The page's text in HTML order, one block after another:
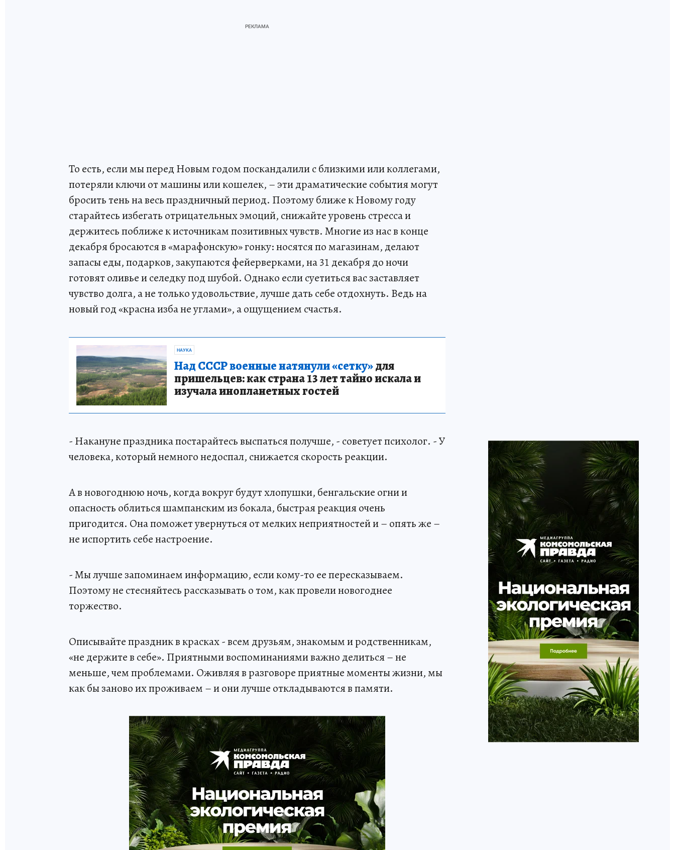
То есть, если мы перед Новым годом поскандалили с близкими или коллегами,
потеряли ключи от машины или кошелек, – эти драматические события могут
бросить тень на весь праздничный период. Поэтому ближе к Новому году
старайтесь избегать отрицательных эмоций, снижайте уровень стресса и
держитесь поближе к источникам позитивных чувств. Многие из нас в конце
декабря бросаются в «марафонскую» гонку: носятся по магазинам, делают
запасы еды, подарков, закупаются фейерверками, на 31 декабря до ночи
готовят оливье и селедку под шубой. Однако если суетиться вас заставляет
чувство долга, а не только удовольствие, лучше дать себе отдохнуть. Ведь на
новый год «красна изба не углами», а ощущением счастья.
НАУКА
Над СССР военные натянули «сетку»для
пришельцев: как страна 13 лет тайно искала и
изучала инопланетных гостей
- Накануне праздника постарайтесь выспаться получше, - советует психолог. - У
человека, который немного недоспал, снижается скорость реакции.
А в новогоднюю ночь, когда вокруг будут хлопушки, бенгальские огни и
опасность облиться шампанским из бокала, быстрая реакция очень
пригодится. Она поможет увернуться от мелких неприятностей и – опять же –
не испортить себе настроение.
- Мы лучше запоминаем информацию, если кому-то ее пересказываем.
Поэтому не стесняйтесь рассказывать о том, как провели новогоднее
торжество.
Описывайте праздник в красках - всем друзьям, знакомым и родственникам,
«не держите в себе». Приятными воспоминаниями важно делиться – не
меньше, чем проблемами. Оживляя в разговоре приятные моменты жизни, мы
как бы заново их проживаем – и они лучше откладываются в памяти.